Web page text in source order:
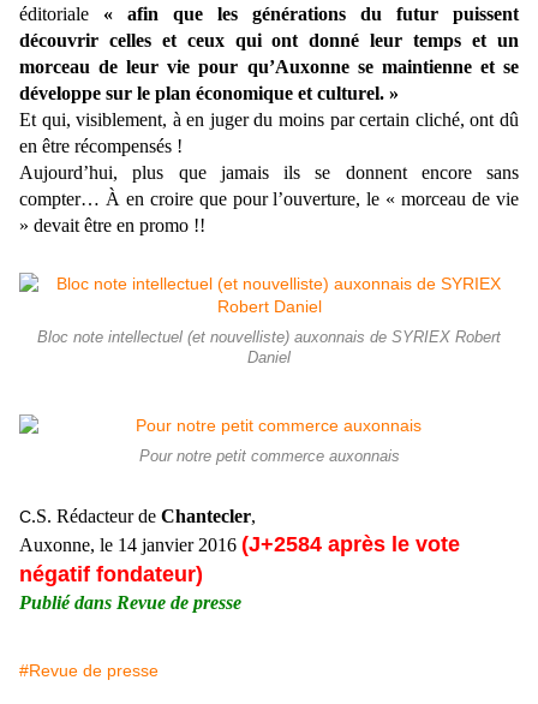
éditoriale « afin que les générations du futur puissent
découvrir celles et ceux qui ont donné leur temps et un
morceau de leur vie pour qu’Auxonne se maintienne et se
développe sur le plan économique et culturel. »
Et qui, visiblement, à en juger du moins par certain cliché, ont dû
en être récompensés !
Aujourd’hui, plus que jamais ils se donnent encore sans
compter… À en croire que pour l’ouverture, le « morceau de vie
» devait être en promo !!
Bloc note intellectuel (et nouvelliste) auxonnais de SYRIEX Robert
Daniel
Pour notre petit commerce auxonnais
C.S. Rédacteur de Chantecler,
Auxonne, le 14 janvier 2016 (J+2584 après le vote
négatif fondateur)
Publié dans Revue de presse
#Revue de presse